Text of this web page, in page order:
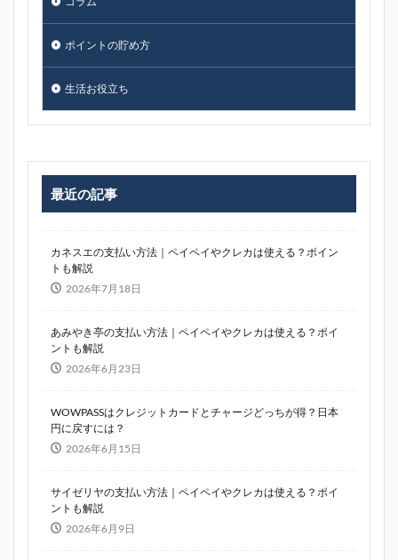
ポイントの貯め方
生活お役立ち
最近の記事
カネスエの支払い方法｜ペイペイやクレカは使える？ポイン
トも解説
2026年7月18日
あみやき亭の支払い方法｜ペイペイやクレカは使える？ポイ
ントも解説
2026年6月23日
WOWPASSはクレジットカードとチャージどっちが得？日本
円に戻すには？
2026年6月15日
サイゼリヤの支払い方法｜ペイペイやクレカは使える？ポイ
ントも解説
2026年6月9日